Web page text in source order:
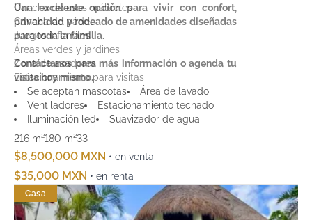
Cancha de usos múltiples
Cancha de pádel
Juegos infantiles
Áreas verdes y jardines
Zona de asadores
Estacionamiento para visitas
Andadores peatonales y ciclovía interna
Una excelente opción para vivir con confort,
privacidad y rodeado de amenidades diseñadas
para toda la familia.
Contáctanos para más información o agenda tu
visita hoy mismo.
Se aceptan mascotas
Área de lavado
Ventiladores
Estacionamiento techado
Iluminación led
Suavizador de agua
216 m²180 m²33
$8,500,000 MXN • en venta
$35,000 MXN • en renta
Casa